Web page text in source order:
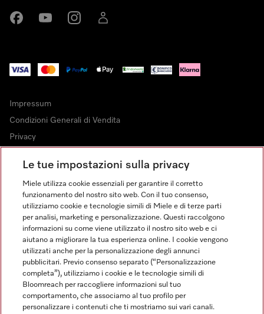
Impressum
Condizioni Generali di Vendita
Privacy
Dichiarazione di Accessibilità
Modulo di recesso
Legge sui servizi digitali
Impostazioni cookie
FINANZIAMENTO FINO A 50 MESI CON OPZIONE 10 E TASSO
ZERO
Le tue impostazioni sulla privacy
Miele utilizza cookie essenziali per garantire il corretto
funzionamento del nostro sito web. Con il tuo consenso,
utilizziamo cookie e tecnologie simili di Miele e di terze parti
per analisi, marketing e personalizzazione. Questi raccolgono
informazioni su come viene utilizzato il nostro sito web e ci
aiutano a migliorare la tua esperienza online. I cookie vengono
utilizzati anche per la personalizzazione degli annunci
pubblicitari. Previo consenso separato (“Personalizzazione
completa”), utilizziamo i cookie e le tecnologie simili di
Bloomreach per raccogliere informazioni sul tuo
comportamento, che associamo al tuo profilo per
personalizzare i contenuti che ti mostriamo sui vari canali.